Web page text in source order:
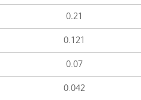
0.21
0.121
0.07
0.042